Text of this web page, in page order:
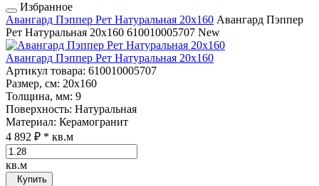
Избранное
Авангард Пэппер Рет Натуральная 20x160 Авангард Пэппер
Рет Натуральная 20x160 610010005707 New
Авангард Пэппер Рет Натуральная 20x160
Артикул товара: 610010005707
Размер, см: 20x160
Толщина, мм: 9
Поверхность: Натуральная
Материал: Керамогранит
4 892 ₽ * кв.м
кв.м
Купить